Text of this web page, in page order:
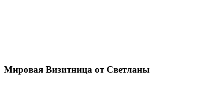
Мировая Визитница от Светланы